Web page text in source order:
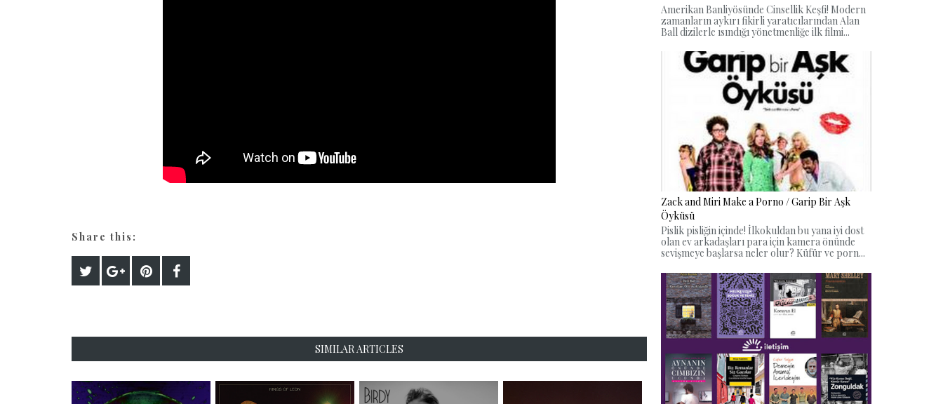
Share this:
SIMILAR ARTICLES
Amerikan Banliyösünde Cinsellik Keşfi! Modern
zamanların aykırı fikirli yaratıcılarından Alan
Ball dizilerle ısındığı yönetmenliğe ilk filmi...
Zack and Miri Make a Porno / Garip Bir Aşk
Öyküsü
Pislik pisliğin içinde! İlkokuldan bu yana iyi dost
olan ev arkadaşları para için kamera önünde
sevişmeye başlarsa neler olur? Küfür ve porn...